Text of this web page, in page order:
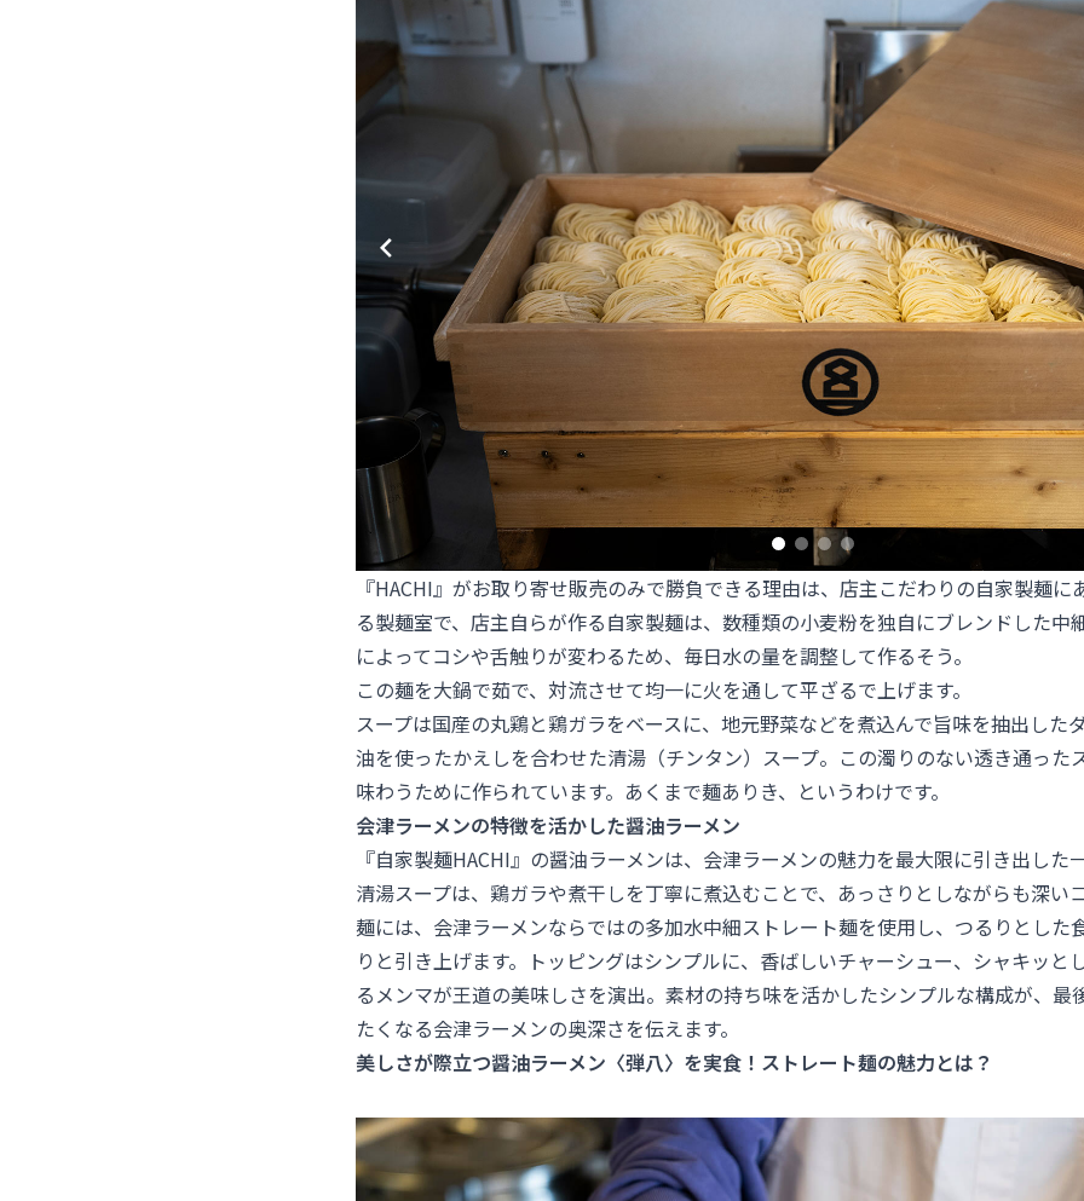
『HACHI』がお取り寄せ販売のみで勝負できる理由は、店主こだわりの自家製麺に
る製麺室で、店主自らが作る自家製麺は、数種類の小麦粉を独自にブレンドした中
によってコシや舌触りが変わるため、毎日水の量を調整して作るそう。
この麺を大鍋で茹で、対流させて均一に火を通して平ざるで上げます。
スープは国産の丸鶏と鶏ガラをベースに、地元野菜などを煮込んで旨味を抽出した
油を使ったかえしを合わせた清湯（チンタン）スープ。この濁りのない透き通った
味わうために作られています。あくまで麺ありき、というわけです。
会津ラーメンの特徴を活かした醤油ラーメン
『自家製麺HACHI』の醤油ラーメンは、会津ラーメンの魅力を最大限に引き出した
清湯スープは、鶏ガラや煮干しを丁寧に煮込むことで、あっさりとしながらも深い
麺には、会津ラーメンならではの多加水中細ストレート麺を使用し、つるりとした
りと引き上げます。トッピングはシンプルに、香ばしいチャーシュー、シャキッと
るメンマが王道の美味しさを演出。素材の持ち味を活かしたシンプルな構成が、最
たくなる会津ラーメンの奥深さを伝えます。
美しさが際立つ醤油ラーメン〈弾八〉を実食！ストレート麺の魅力とは？